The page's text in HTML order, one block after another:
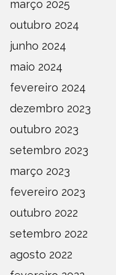
DEFINIDOS OS
DO ESTADUAL DE
FASE OESTE 2026
ESTADUAL
março 2025
outubro 2024
junho 2024
maio 2024
fevereiro 2024
dezembro 2023
outubro 2023
setembro 2023
março 2023
fevereiro 2023
outubro 2022
setembro 2022
agosto 2022